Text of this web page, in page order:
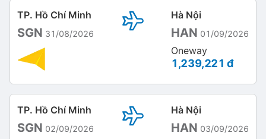
TP. Hồ Chí Minh
SGN 31/08/2026
Hà Nội
HAN 01/09/2026
Oneway
1,239,221 đ
TP. Hồ Chí Minh
SGN 02/09/2026
Hà Nội
HAN 03/09/2026